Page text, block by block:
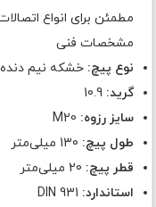
مطمئن برای انواع
مشخصات فنی
نوع پیچ: خشکه نیم دنده
گرید: 10.9
سایز رزوه:
طول پیچ:
قطر پیچ:
استاندارد: